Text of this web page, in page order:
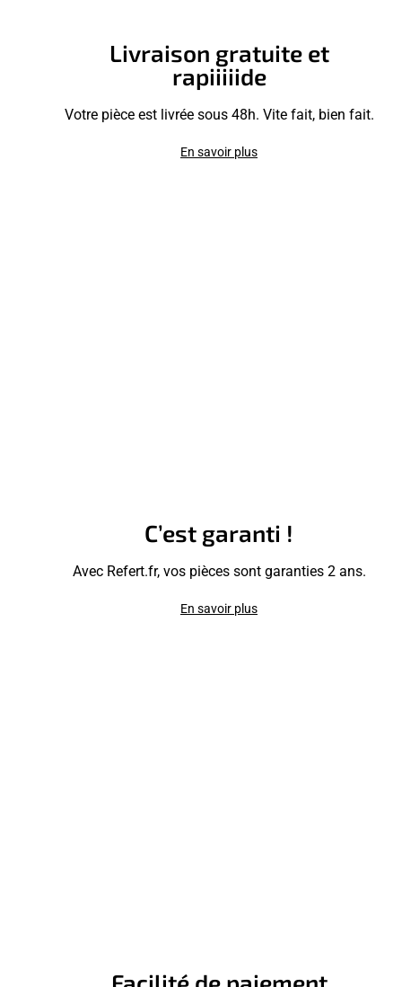
Livraison gratuite et
rapiiiiide
Votre pièce est livrée sous 48h. Vite fait, bien fait.
En savoir plus
C’est garanti !
Avec Refert.fr, vos pièces sont garanties 2 ans.
En savoir plus